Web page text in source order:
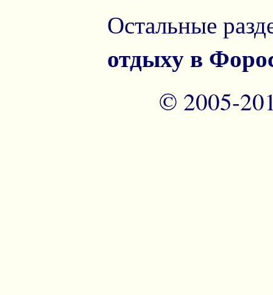
Остальные
отдыху в
© 2005-